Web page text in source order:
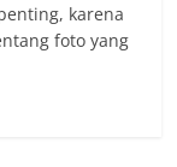
karena
foto yang